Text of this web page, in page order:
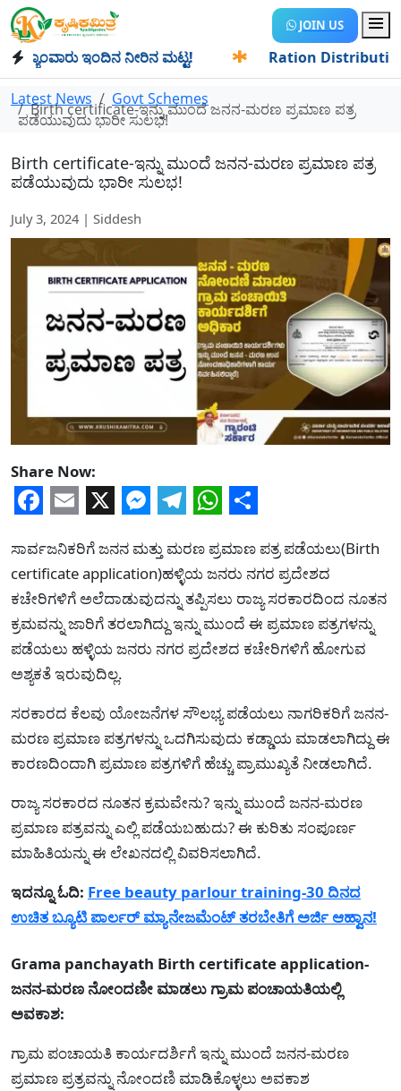
JOIN US
ಇಂದಿನ ನೀರಿನ ಮಟ್ಟ! Ration Distribution-
Latest News Govt Schemes
Birth certificate-ಇನ್ನು ಮುಂದೆ ಜನನ-ಮರಣ ಪ್ರಮಾಣ ಪತ್ರ
ಪಡೆಯುವುದು ಭಾರೀ ಸುಲಭ!
Birth certificate-ಇನ್ನು ಮುಂದೆ ಜನನ-ಮರಣ ಪ್ರಮಾಣ ಪತ್ರ
ಪಡೆಯುವುದು ಭಾರೀ ಸುಲಭ!
July 3, 2024 | Siddesh
Share Now:
Facebook
Email
X Messenger
Telegram
WhatsApp
Share
ಸಾರ್ವಜನಿಕರಿಗೆ ಜನನ ಮತ್ತು ಮರಣ ಪ್ರಮಾಣ ಪತ್ರ ಪಡೆಯಲು(Birth
certificate application)ಹಳ್ಳಿಯ ಜನರು ನಗರ ಪ್ರದೇಶದ
ಕಚೇರಿಗಳಿಗೆ ಅಲೆದಾಡುವುದನ್ನು ತಪ್ಪಿಸಲು ರಾಜ್ಯ ಸರಕಾರದಿಂದ ನೂತನ
ಕ್ರಮವನ್ನು ಜಾರಿಗೆ ತರಲಾಗಿದ್ದು ಇನ್ನು ಮುಂದೆ ಈ ಪ್ರಮಾಣ ಪತ್ರಗಳನ್ನು
ಪಡೆಯಲು ಹಳ್ಳಿಯ ಜನರು ನಗರ ಪ್ರದೇಶದ ಕಚೇರಿಗಳಿಗೆ ಹೋಗುವ
ಅಶ್ಯಕತೆ ಇರುವುದಿಲ್ಲ.
ಸರಕಾರದ ಕೆಲವು ಯೋಜನೆಗಳ ಸೌಲಭ್ಯ ಪಡೆಯಲು ನಾಗರಿಕರಿಗೆ ಜನನ-
ಮರಣ ಪ್ರಮಾಣ ಪತ್ರಗಳನ್ನು ಒದಗಿಸುವುದು ಕಡ್ಡಾಯ ಮಾಡಲಾಗಿದ್ದು ಈ
ಕಾರಣದಿಂದಾಗಿ ಪ್ರಮಾಣ ಪತ್ರಗಳಿಗೆ ಹೆಚ್ಚು ಪ್ರಾಮುಖ್ಯತೆ ನೀಡಲಾಗಿದೆ.
ರಾಜ್ಯ ಸರಕಾರದ ನೂತನ ಕ್ರಮವೇನು? ಇನ್ನು ಮುಂದೆ ಜನನ-ಮರಣ
ಪ್ರಮಾಣ ಪತ್ರವನ್ನು ಎಲ್ಲಿ ಪಡೆಯಬಹುದು? ಈ ಕುರಿತು ಸಂಪೂರ್ಣ
ಮಾಹಿತಿಯನ್ನು ಈ ಲೇಖನದಲ್ಲಿ ವಿವರಿಸಲಾಗಿದೆ.
ಇದನ್ನೂ ಓದಿ: Free beauty parlour training-30 ದಿನದ
ಉಚಿತ ಬ್ಯೂಟಿ ಪಾರ್ಲರ್ ಮ್ಯಾನೇಜಮೆಂಟ್ ತರಬೇತಿಗೆ ಅರ್ಜಿ ಆಹ್ವಾನ!
Grama panchayath Birth certificate application-
ಜನನ-ಮರಣ ನೋಂದಣೀ ಮಾಡಲು ಗ್ರಾಮ ಪಂಚಾಯತಿಯಲ್ಲಿ
ಅವಕಾಶ:
ಗ್ರಾಮ ಪಂಚಾಯತಿ ಕಾರ್ಯದರ್ಶಿಗೆ ಇನ್ನು ಮುಂದೆ ಜನನ-ಮರಣ
ಪ್ರಮಾಣ ಪ್ರತ್ರವನ್ನು ನೋಂದಣಿ ಮಾಡಿಕೊಳ್ಳಲು ಅವಕಾಶ